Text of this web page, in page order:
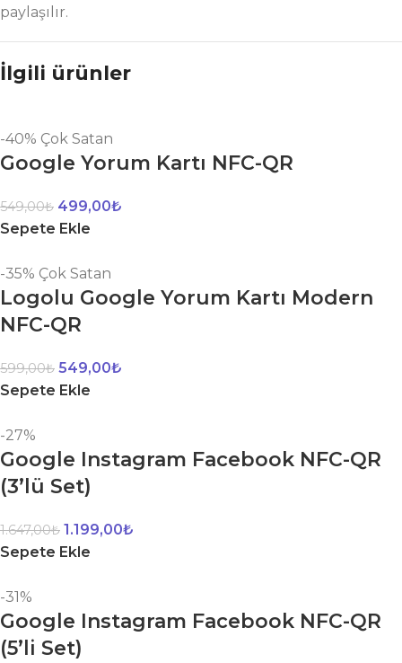
paylaşılır.
İlgili ürünler
-40% Çok Satan
Google Yorum Kartı NFC-QR
549,00₺ 499,00₺
Sepete Ekle
-35% Çok Satan
Logolu Google Yorum Kartı Modern
NFC-QR
599,00₺ 549,00₺
Sepete Ekle
-27%
Google Instagram Facebook NFC-QR
(3’lü Set)
1.647,00₺ 1.199,00₺
Sepete Ekle
-31%
Google Instagram Facebook NFC-QR
(5’li Set)